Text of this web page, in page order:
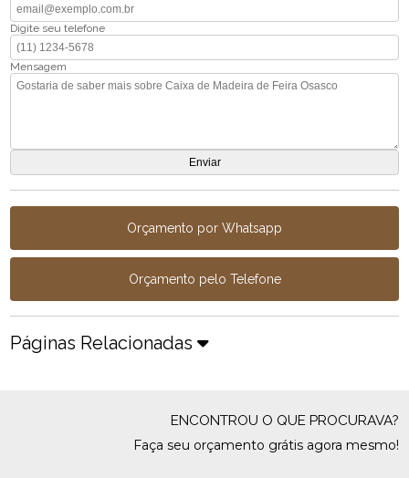
Digite seu telefone
Mensagem
Orçamento por Whatsapp
Orçamento pelo Telefone
Páginas Relacionadas
ENCONTROU O QUE PROCURAVA?
Faça seu orçamento grátis agora mesmo!